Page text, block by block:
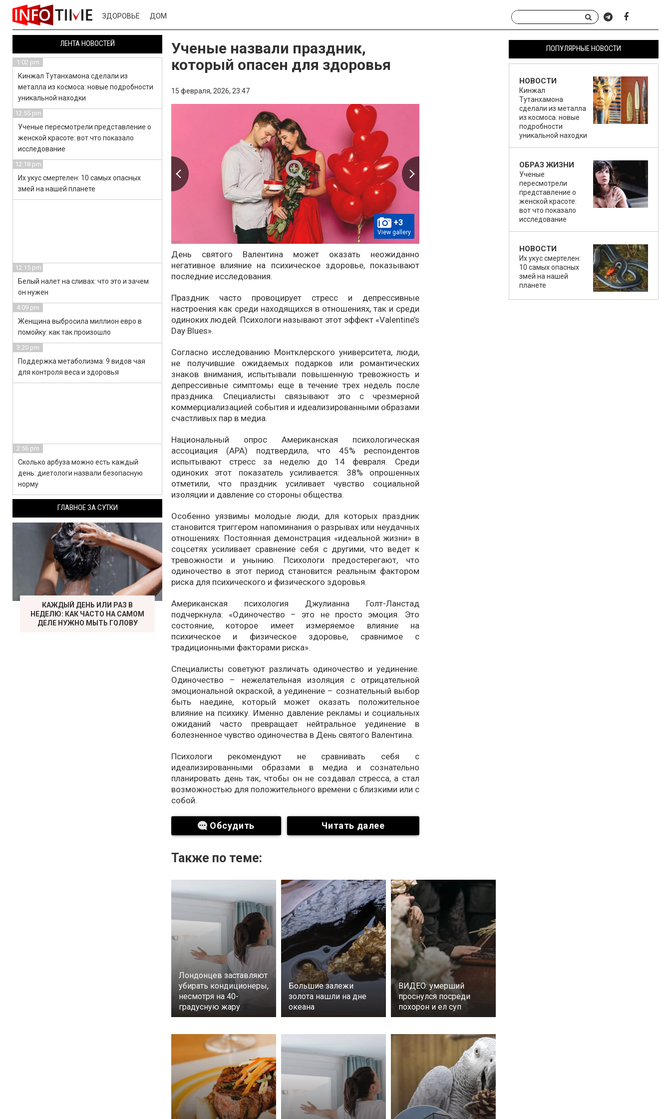
ЗДОРОВЬЕ ДОМ
Ученые назвали праздник,
который опасен для здоровья
15 февраля, 2026, 23:47
+3
View gallery
День святого Валентина может оказать неожиданно
негативное влияние на психическое здоровье, показывают
последние исследования.
Праздник часто провоцирует стресс и депрессивные
настроения как среди находящихся в отношениях, так и среди
одиноких людей. Психологи называют этот эффект «Valentine’s
Day Blues».
Согласно исследованию Монтклерского университета, люди,
не получившие ожидаемых подарков или романтических
знаков внимания, испытывали повышенную тревожность и
депрессивные симптомы еще в течение трех недель после
праздника. Специалисты связывают это с чрезмерной
коммерциализацией события и идеализированными образами
счастливых пар в медиа.
Национальный опрос Американская психологическая
ассоциация (APA) подтвердила, что 45% респондентов
испытывают стресс за неделю до 14 февраля. Среди
одиноких этот показатель усиливается: 38% опрошенных
отметили, что праздник усиливает чувство социальной
изоляции и давление со стороны общества.
Особенно уязвимы молодые люди, для которых праздник
становится триггером напоминания о разрывах или неудачных
отношениях. Постоянная демонстрация «идеальной жизни» в
соцсетях усиливает сравнение себя с другими, что ведет к
тревожности и унынию. Психологи предостерегают, что
одиночество в этот период становится реальным фактором
риска для психического и физического здоровья.
Американская психология Джулианна Голт-Ланстад
подчеркнула: «Одиночество – это не просто эмоция. Это
состояние, которое имеет измеряемое влияние на
психическое и физическое здоровье, сравнимое с
традиционными факторами риска».
Специалисты советуют различать одиночество и уединение.
Одиночество – нежелательная изоляция с отрицательной
эмоциональной окраской, а уединение – сознательный выбор
быть наедине, который может оказать положительное
влияние на психику. Именно давление рекламы и социальных
ожиданий часто превращает нейтральное уединение в
болезненное чувство одиночества в День святого Валентина.
Психологи рекомендуют не сравнивать себя с
идеализированными образами в медиа и сознательно
планировать день так, чтобы он не создавал стресса, а стал
возможностью для положительного времени с близкими или с
собой.
Обсудить Читать далее
Также по теме:
Лондонцев заставляют
убирать кондиционеры,
несмотря на 40-
градусную жару
Большие залежи
золота нашли на дне
океана
ВИДЕО: умерший
проснулся посреди
похорон и ел суп
ПОПУЛЯРНЫЕ НОВОСТИ
НОВОСТИ
Кинжал
Тутанхамона
сделали из металла
из космоса: новые
подробности
уникальной находки
ОБРАЗ ЖИЗНИ
Ученые
пересмотрели
представление о
женской красоте:
вот что показало
исследование
НОВОСТИ
Их укус смертелен:
10 самых опасных
змей на нашей
планете
ЛЕНТА НОВОСТЕЙ
1:02 pm
Кинжал Тутанхамона сделали из
металла из космоса: новые подробности
уникальной находки
12:55 pm
Ученые пересмотрели представление о
женской красоте: вот что показало
исследование
12:18 pm
Их укус смертелен: 10 самых опасных
змей на нашей планете
12:15 pm
Белый налет на сливах: что это и зачем
он нужен
4:09 pm
Женщина выбросила миллион евро в
помойку: как так произошло
3:20 pm
Поддержка метаболизма: 9 видов чая
для контроля веса и здоровья
2:56 pm
Сколько арбуза можно есть каждый
день: диетологи назвали безопасную
норму
ГЛАВНОЕ ЗА СУТКИ
КАЖДЫЙ ДЕНЬ ИЛИ РАЗ В
НЕДЕЛЮ: КАК ЧАСТО НА САМОМ
ДЕЛЕ НУЖНО МЫТЬ ГОЛОВУ